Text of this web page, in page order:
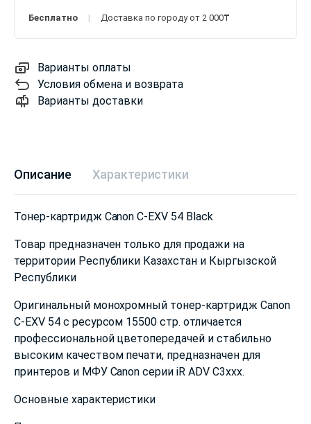
Бесплатно Доставка по городу от 2 000₸
Варианты оплаты
Условия обмена и возврата
Варианты доставки
Описание Характеристики
Тонер-картридж Canon C-EXV 54 Black
Товар предназначен только для продажи на
территории Республики Казахстан и Кыргызской
Республики
Оригинальный монохромный тонер-картридж Canon
C-EXV 54 с ресурсом 15500 стр. отличается
профессиональной цветопередачей и стабильно
высоким качеством печати, предназначен для
принтеров и МФУ Canon серии iR ADV C3xxx.
Основные характеристики